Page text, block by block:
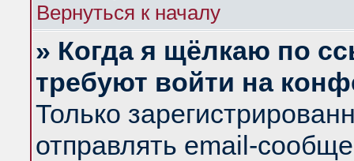
Вернуться к началу
» Когда я щёлкаю по
требуют войти на
Только
отправлять email-